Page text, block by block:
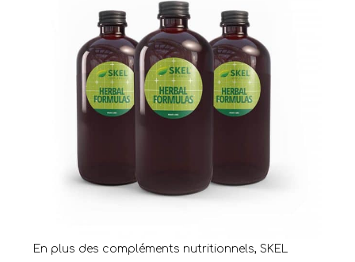
En plus des compléments nutritionnels, SKEL